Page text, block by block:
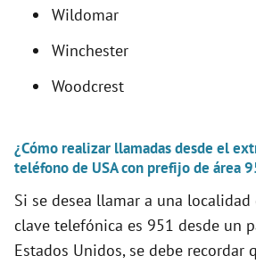
Wildomar
Winchester
Woodcrest
¿Cómo realizar llamadas desde el
teléfono de USA con prefijo de área
Si se desea llamar a una
clave telefónica es 951 desde un
Estados Unidos, se debe recordar